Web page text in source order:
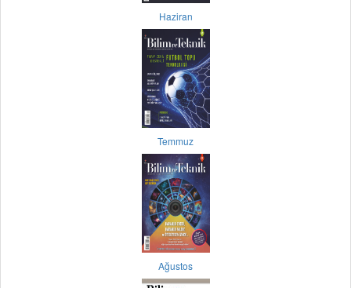
Haziran
Temmuz
Ağustos